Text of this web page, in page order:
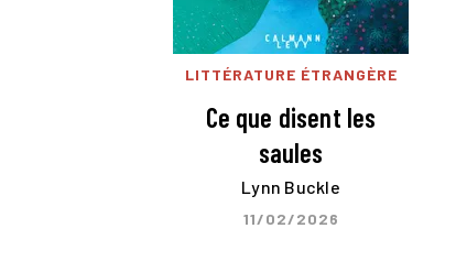
LITTÉRATURE ÉTRANGÈRE
Ce que disent les
saules
Lynn Buckle
11/02/2026